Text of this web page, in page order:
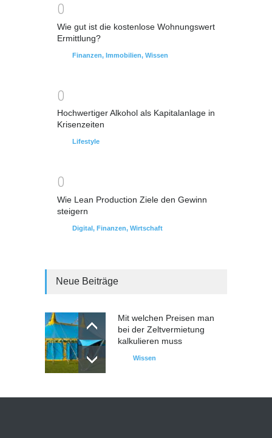
0
Wie gut ist die kostenlose Wohnungswert
Ermittlung?
Finanzen, Immobilien, Wissen
0
Hochwertiger Alkohol als Kapitalanlage in
Krisenzeiten
Lifestyle
0
Wie Lean Production Ziele den Gewinn
steigern
Digital, Finanzen, Wirtschaft
Neue Beiträge
Mit welchen Preisen man
bei der Zeltvermietung
kalkulieren muss
Wissen